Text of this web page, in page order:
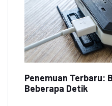
Penemuan Terbaru:
Beberapa Detik